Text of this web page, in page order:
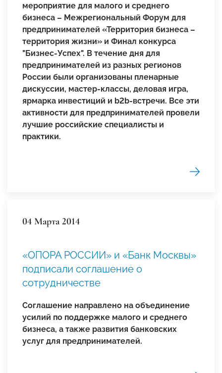
мероприятие для малого и среднего
бизнеса – Межрегиональный Форум для
предпринимателей «Территория бизнеса –
территория жизни» и Финал конкурса
"Бизнес-Успех". В течение дня для
предпринимателей из разных регионов
России были организованы пленарные
дискуссии, мастер-классы, деловая игра,
ярмарка инвестиций и b2b-встречи. Все эти
активности для предпринимателей провели
лучшие российские специалисты и
практики.
04 Марта 2014
«ОПОРА РОССИИ» и «Банк Москвы»
подписали соглашение о
сотрудничестве
Соглашение направлено на объединение
усилий по поддержке малого и среднего
бизнеса, а также развития банковских
услуг для предпринимателей.